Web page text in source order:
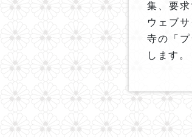
集、要
ウェブ
寺の「
します。